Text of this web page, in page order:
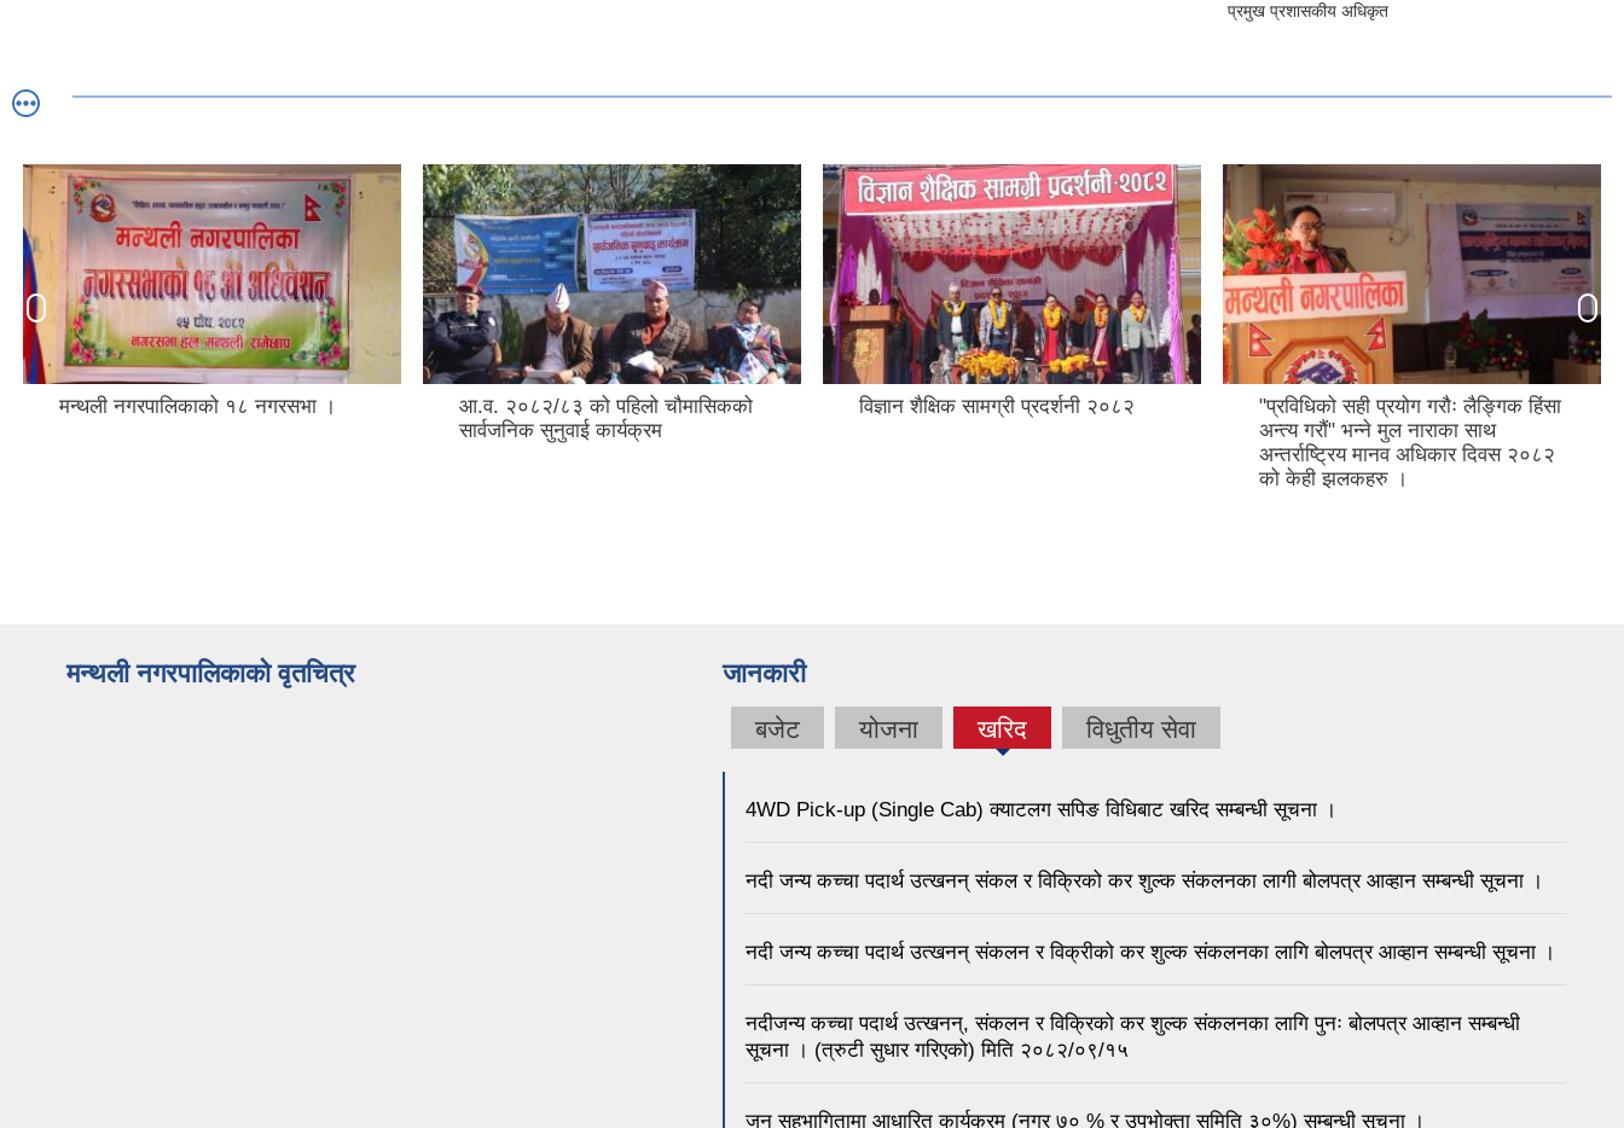
प्रमुख प्रशासकीय अधिकृत
आ.व. २०८२/८३ को पहिलो चौमासिकको
विज्ञान शैक्षिक सामग्री प्रदर्शनी २०८२
"प्रविधिको सही प्रयोग गरौः लैङ्गिक हिंसा
१७ औ नगर सभा कार्यक्रम मिति
२०८२/०३/१६ गते ।
मन्थली नगरपालिकाको वृतचित्र जानकारी
बजेट योजना खरिद विधुतीय सेवा
4WD Pick-up (Single Cab) क्याटलग सपिङ विधिबाट खरिद सम्बन्धी सूचना ।
नदी जन्य कच्चा पदार्थ उत्खनन् संकल र विक्रिको कर शुल्क संकलनका लागी बोलपत्र आव्हान सम्बन्धी सूचना ।
नदी जन्य कच्चा पदार्थ उत्खनन् संकलन र विक्रीको कर शुल्क संकलनका लागि बोलपत्र आव्हान सम्बन्धी सूचना ।
नदीजन्य कच्चा पदार्थ उत्खनन्, संकलन र विक्रिको कर शुल्क संकलनका लागि पुनः बोलपत्र आव्हान सम्बन्धी
सूचना । (त्रुटी सुधार गरिएको) मिति २०८२/०९/१५
जन सहभागितामा आधारित कार्यक्रम (नगर ७० % र उपभोक्ता समिति ३०%) सम्बन्धी सूचना ।